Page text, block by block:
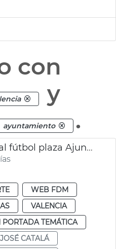
con
y
ayuntamiento .
Celebración Mundial fútbol plaza Ajuntament València
WEB FDM
VALENCIA
PORTADA TEMÁTICA
CATALÁ